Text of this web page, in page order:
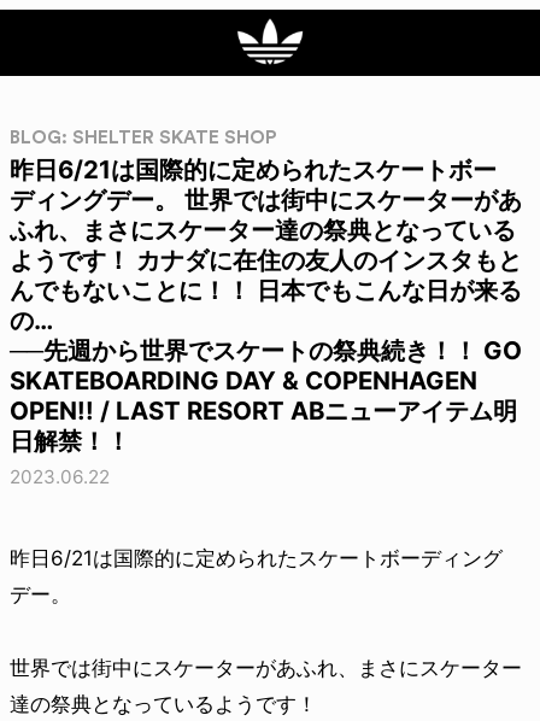
BLOG: SHELTER SKATE SHOP
昨日6/21は国際的に定められたスケートボー
ディングデー。 世界では街中にスケーターがあ
ふれ、まさにスケーター達の祭典となっている
ようです！ カナダに在住の友人のインスタもと
んでもないことに！！ 日本でもこんな日が来る
の…
──先週から世界でスケートの祭典続き！！ GO
SKATEBOARDING DAY & COPENHAGEN
OPEN!! / LAST RESORT ABニューアイテム明
日解禁！！
2023.06.22
昨日6/21は国際的に定められたスケートボーディング
デー。
世界では街中にスケーターがあふれ、まさにスケーター
達の祭典となっているようです！